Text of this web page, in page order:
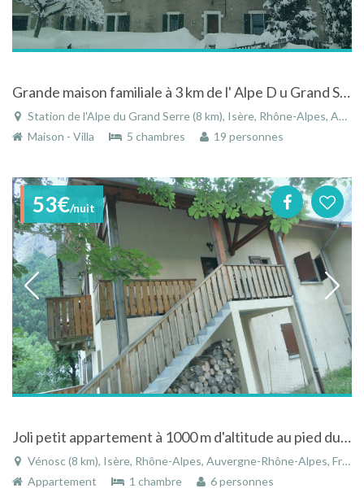
Grande maison familiale à 3 km de l' Alpe D u Grand Serre
Station de l'Alpe du Grand Serre (8 km), Isère, Rhône-Alpes, Auvergne-Rhône-Alpes, France
Maison - Villa
5 chambres 19 personnes
53€/nuit
Joli petit appartement à 1000 m d'altitude au pied du massif des Ecrins.
Vénosc (8 km), Isère, Rhône-Alpes, Auvergne-Rhône-Alpes, France
Appartement
1 chambre 6 personnes